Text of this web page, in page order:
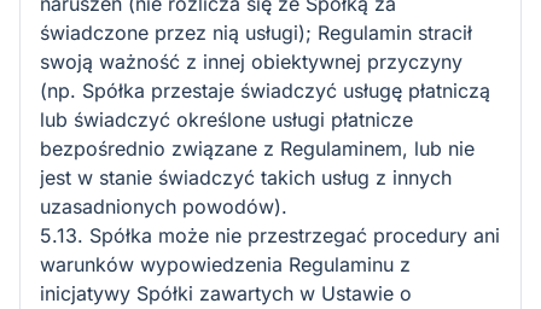
świadczone przez nią usługi); Regulamin stracił
swoją ważność z innej obiektywnej przyczyny
(np. Spółka przestaje świadczyć usługę płatniczą
lub świadczyć określone usługi płatnicze
bezpośrednio związane z Regulaminem, lub nie
jest w stanie świadczyć takich usług z innych
uzasadnionych powodów).
5.13. Spółka może nie przestrzegać procedury ani
warunków wypowiedzenia Regulaminu z
inicjatywy Spółki zawartych w Ustawie o